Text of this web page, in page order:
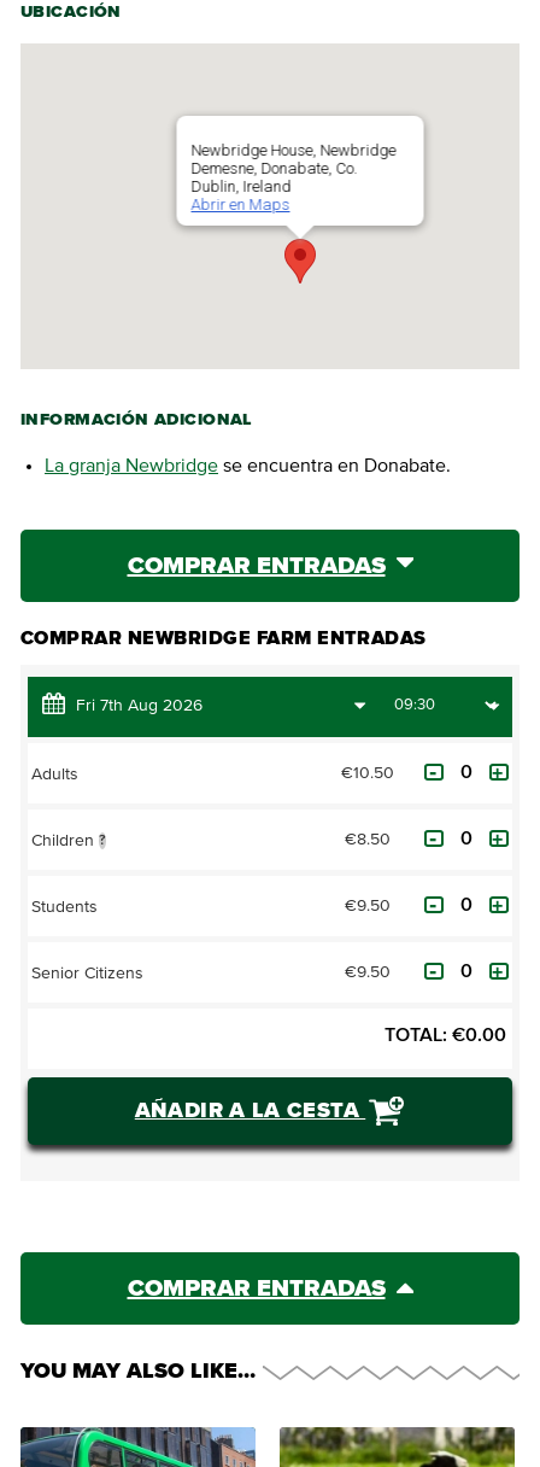
UBICACIÓN
Newbridge House, Newbridge
Demesne, Donabate, Co.
Dublin, Ireland
Abrir en Maps
INFORMACIÓN ADICIONAL
La granja Newbridge se encuentra en Donabate.
COMPRAR ENTRADAS
COMPRAR NEWBRIDGE FARM ENTRADAS
Adults €10.50
Children ? €8.50
Students €9.50
Senior Citizens €9.50
TOTAL: €0.00
AÑADIR A LA CESTA
COMPRAR ENTRADAS
YOU MAY ALSO LIKE…